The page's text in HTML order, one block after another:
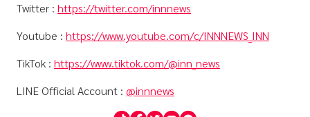
Twitter : https://twitter.com/innnews
Youtube : https://www.youtube.com/c/INNNEWS_INN
TikTok : https://www.tiktok.com/@inn_news
LINE Official Account : @innnews